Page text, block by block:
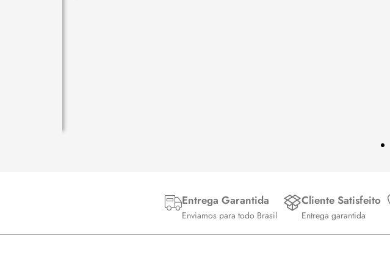
Entrega Garantida
Enviamos para todo Brasil
Cliente Satisfeito
Entrega garantida